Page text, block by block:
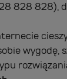
828 828),